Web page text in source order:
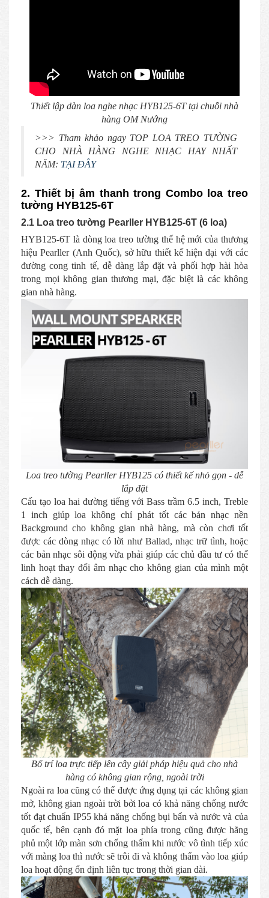
Thiết lập dàn loa nghe nhạc HYB125-6T tại chuỗi nhà
hàng OM Nướng
>>> Tham khảo ngay TOP LOA TREO TƯỜNG
CHO NHÀ HÀNG NGHE NHẠC HAY NHẤT
NĂM: TẠI ĐÂY
2. Thiết bị âm thanh trong Combo loa treo
tường HYB125-6T
2.1 Loa treo tường Pearller HYB125-6T (6 loa)
HYB125-6T là dòng loa treo tường thế hệ mới của thương
hiệu Pearller (Anh Quốc), sở hữu thiết kế hiện đại với các
đường cong tinh tế, dễ dàng lắp đặt và phối hợp hài hòa
trong mọi không gian thương mại, đặc biệt là các không
gian nhà hàng.
Loa treo tường Pearller HYB125 có thiết kế nhỏ gọn - dễ
lắp đặt
Cấu tạo loa hai đường tiếng với Bass trầm 6.5 inch, Treble
1 inch giúp loa không chỉ phát tốt các bản nhạc nền
Background cho không gian nhà hàng, mà còn chơi tốt
được các dòng nhạc có lời như Ballad, nhạc trữ tình, hoặc
các bản nhạc sôi động vừa phải giúp các chủ đầu tư có thể
linh hoạt thay đổi âm nhạc cho không gian của mình một
cách dễ dàng.
Bố trí loa trực tiếp lên cây giải pháp hiệu quả cho nhà
hàng có không gian rộng, ngoài trời
Ngoài ra loa cũng có thể được ứng dụng tại các không gian
mở, không gian ngoài trời bởi loa có khả năng chống nước
tốt đạt chuẩn IP55 khả năng chống bụi bẩn và nước và của
quốc tế, bên cạnh đó mặt loa phía trong cũng được hãng
phủ một lớp màn sơn chống thấm khi nước vô tình tiếp xúc
với màng loa thì nước sẽ trôi đi và không thấm vào loa giúp
loa hoạt động ổn định liên tục trong thời gian dài.